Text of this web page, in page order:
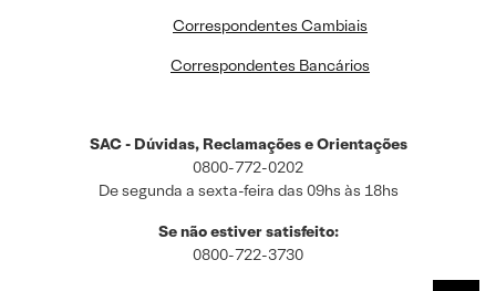
Correspondentes Cambiais
Correspondentes Bancários
SAC - Dúvidas, Reclamações e Orientações
0800-772-0202
De segunda a sexta-feira das 09hs às 18hs
Se não estiver satisfeito:
0800-722-3730